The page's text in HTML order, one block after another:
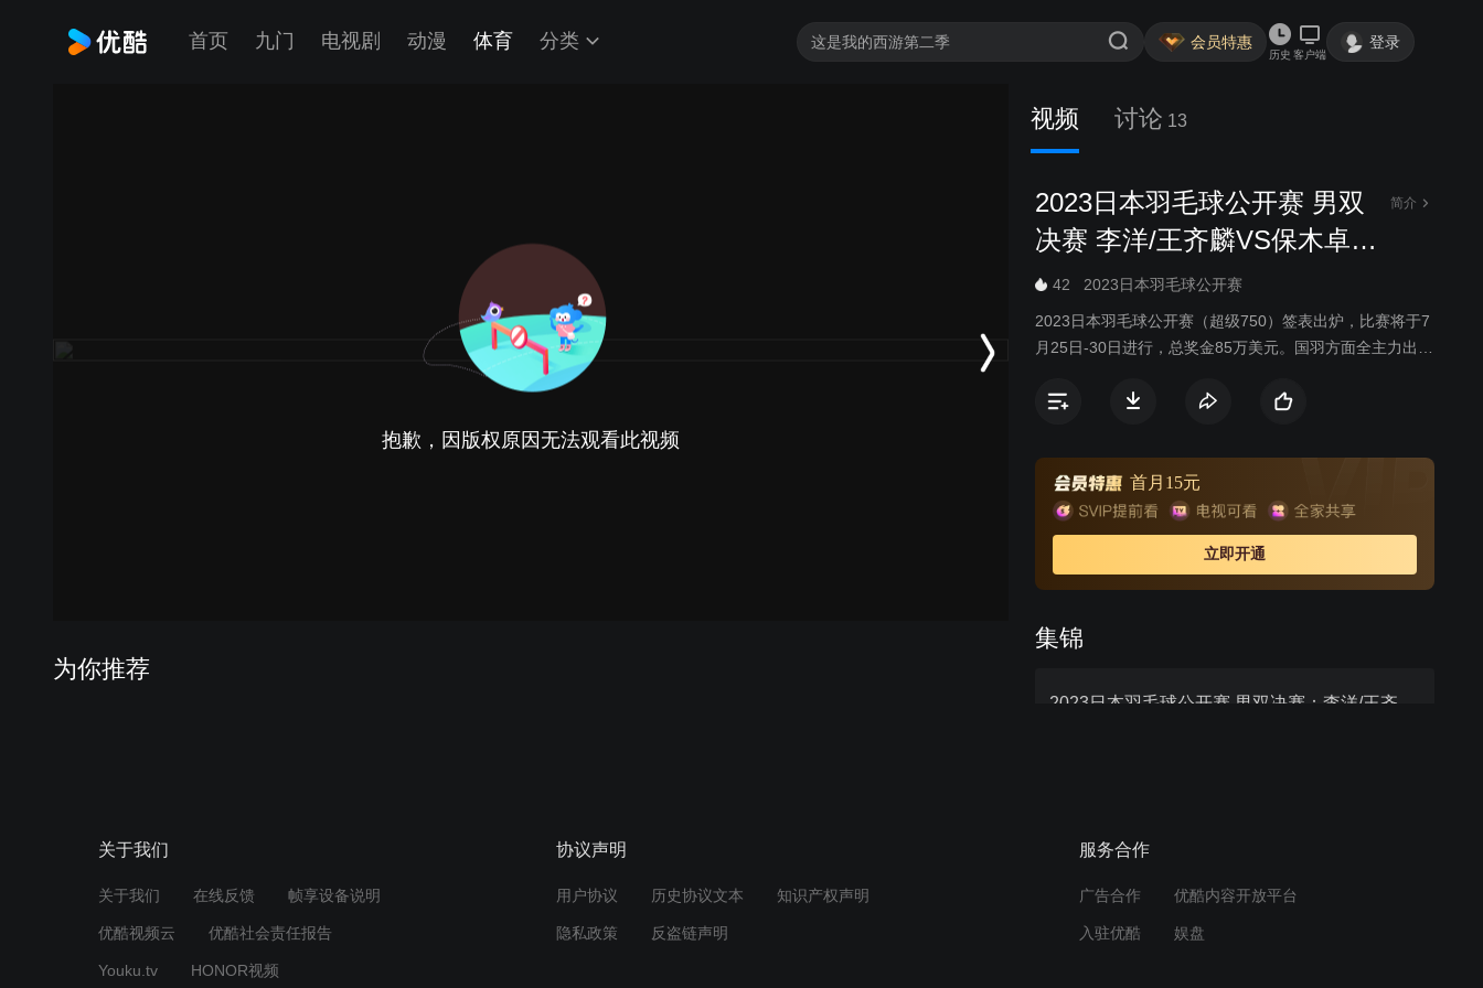
首页 九门 电视剧 动漫 体育 分类 会员特惠
历史 客户端
登录
抱歉，因版权原因无法观看此视频
视频 讨论 13
2023日本羽毛球公开赛 男双
决赛 李洋/王齐麟VS保木卓
朗/小林优吾
简介
42 2023日本羽毛球公开赛
2023日本羽毛球公开赛（超级750）签表出炉，比赛将于7
月25日-30日进行，总奖金85万美元。国羽方面全主力出
首月15元
立即开通
集锦
为你推荐
关于我们
关于我们 在线反馈 帧享设备说明
优酷视频云 优酷社会责任报告
Youku.tv HONOR视频
协议声明
用户协议 历史协议文本 知识产权声明
隐私政策 反盗链声明
服务合作
广告合作 优酷内容开放平台
入驻优酷 娱盘